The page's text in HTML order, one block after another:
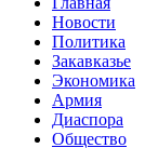
Новости
Политика
Закавказье
Экономика
Армия
Диаспора
Общество